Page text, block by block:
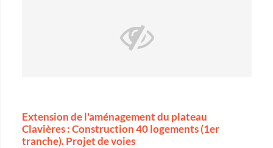
Extension de l'aménagement du plateau
Clavières : Construction 40 logements (1er
tranche). Projet de voies